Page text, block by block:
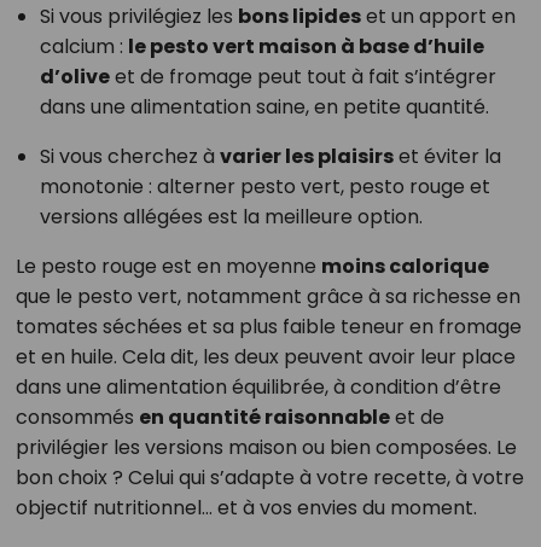
Si vous privilégiez les bons lipideset un apport en
calcium : le pesto vert maison à base d’huile
d’oliveet de fromage peut tout à fait s’intégrer
dans une alimentation saine, en petite quantité.
Si vous cherchez à varier les plaisirset éviter la
monotonie : alterner pesto vert, pesto rouge et
versions allégées est la meilleure option.
Le pesto rouge est en moyenne moins calorique
que le pesto vert, notamment grâce à sa richesse en
tomates séchées et sa plus faible teneur en fromage
et en huile. Cela dit, les deux peuvent avoir leur place
dans une alimentation équilibrée, à condition d’être
consommés en quantité raisonnableet de
privilégier les versions maison ou bien composées. Le
bon choix ? Celui qui s’adapte à votre recette, à votre
objectif nutritionnel… et à vos envies du moment.